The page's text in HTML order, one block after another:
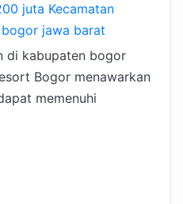
juta Kecamatan
jawa barat
di kabupaten bogor
Bogor menawarkan
memenuhi